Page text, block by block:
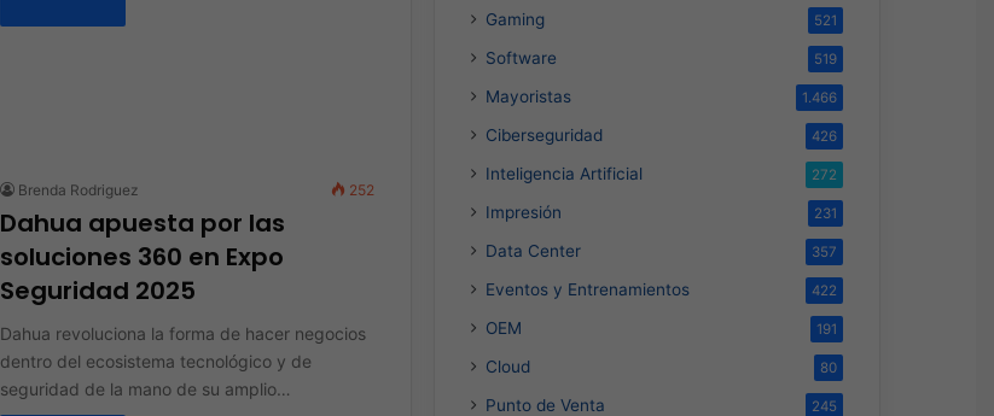
Brenda Rodriguez 252
Dahua apuesta por las
soluciones 360 en Expo
Seguridad 2025
Dahua revoluciona la forma de hacer negocios
dentro del ecosistema tecnológico y de
seguridad de la mano de su amplio…
Gaming 521
Software 519
Mayoristas 1.466
Ciberseguridad 426
Inteligencia Artificial 272
Impresión 231
Data Center 357
Eventos y Entrenamientos 422
OEM 191
Cloud 80
Punto de Venta 245